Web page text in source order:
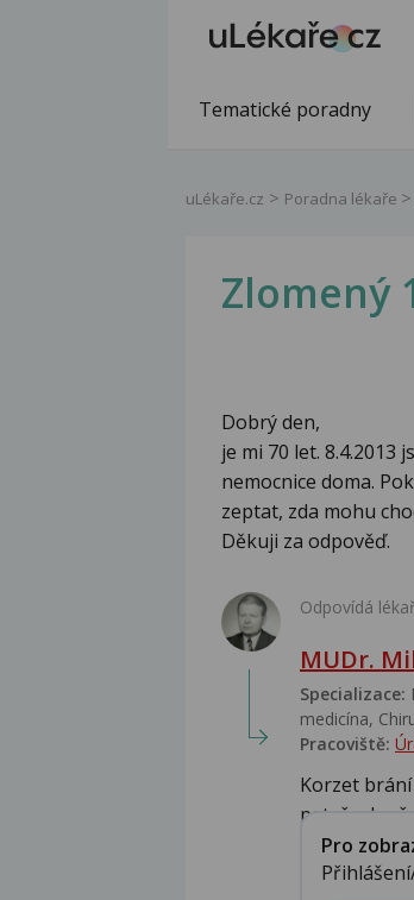
Tematické poradny
uLékaře.cz Poradna lékaře
Zlomený
Dobrý den,
je mi 70 let. 8.4.2013
nemocnice doma.
zeptat, zda mohu
Děkuji za odpověď.
Odpovídá
MUDr.
Specializace:
medicína,
Pracoviště:
Korzet
pateře
Pro